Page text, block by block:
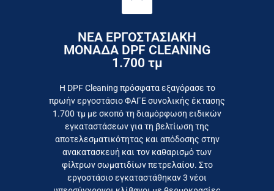
ΝΕΑ ΕΡΓΟΣΤΑΣΙΑΚΗ
ΜΟΝΑΔΑ DPF CLEANING
1.700 τμ
Η DPF Cleaning πρόσφατα εξαγόρασε το
πρωήν εργοστάσιο ΦΑΓΕ συνολικής έκτασης
1.700 τμ με σκοπό τη διαμόρφωση ειδικών
εγκαταστάσεων για τη βελτίωση της
αποτελεσματικότητας και απόδοσης στην
ανακατασκευή και τον καθαρισμό των
φίλτρων σωματιδίων πετρελαίου. Στο
εργοστάσιο εγκαταστάθηκαν 3 νέοι
Εργαζόμαστε καθημερινά για
το συμφέρον του τελικού
καταναλωτή